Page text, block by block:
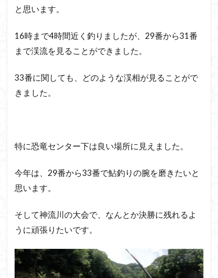
と思います。
16時まで4時間近く釣りましたが、29番から31番
まで渓流を見ることができました。
33番に関しても、どのような渓相が見ることがで
きました。
特に恐竜センター下は良い場所に見えました。
今年は、29番から33番で鮎釣りの腕を磨きたいと
思います。
そして神流川の大会で、なんとか決勝に残れるよ
うに頑張りたいです。